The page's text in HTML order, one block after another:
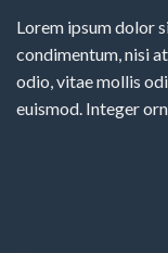
Lorem ipsum dolor
condimentum, nisi
odio, vitae mollis
euismod. Integer